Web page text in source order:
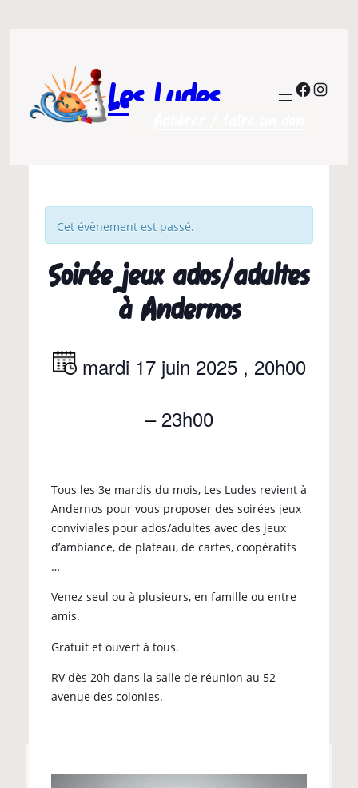
Les Ludes
Cet évènement est passé.
Soirée jeux ados/adultes
à Andernos
mardi 17 juin 2025 , 20h00
–23h00
Tous les 3e mardis du mois, Les Ludes revient à
Andernos pour vous proposer des soirées jeux
conviviales pour ados/adultes avec des jeux
d’ambiance, de plateau, de cartes, coopératifs
…
Venez seul ou à plusieurs, en famille ou entre
amis.
Gratuit et ouvert à tous.
RV dès 20h dans la salle de réunion au 52
avenue des colonies.